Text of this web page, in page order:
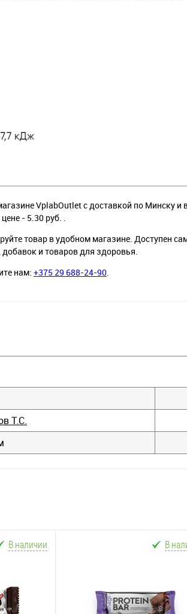
VplabOutlet с доставкой по Минску и
цене - 5.30 руб. .
товар в удобном магазине. Доступен
и товаров для здоровья.
нам: +375 29 688-24-90
Т.С.
В наличии В